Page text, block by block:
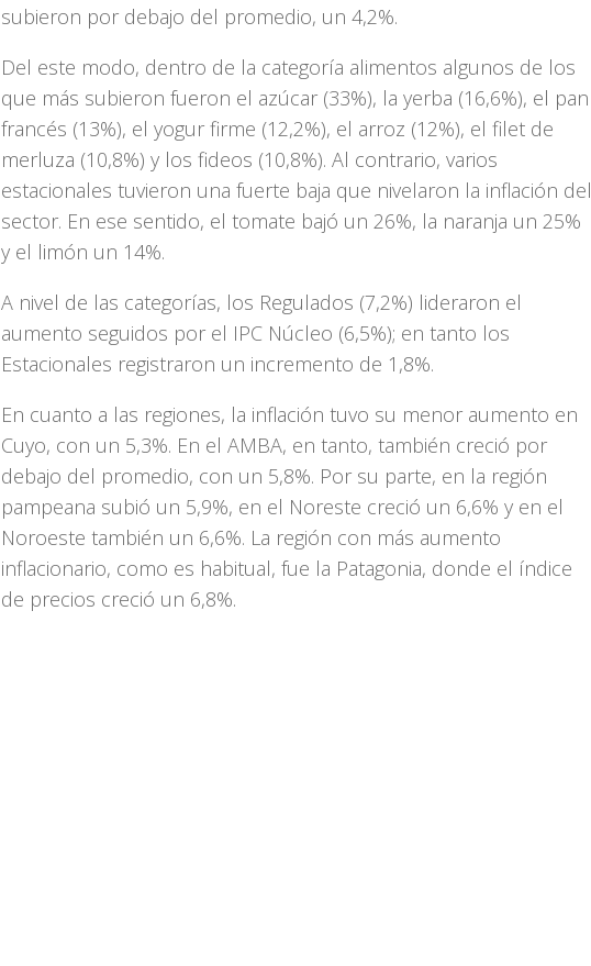
subieron por debajo del promedio, un 4,2%.
Del este modo, dentro de la categoría alimentos algunos de los
que más subieron fueron el azúcar (33%), la yerba (16,6%), el pan
francés (13%), el yogur firme (12,2%), el arroz (12%), el filet de
merluza (10,8%) y los fideos (10,8%). Al contrario, varios
estacionales tuvieron una fuerte baja que nivelaron la inflación del
sector. En ese sentido, el tomate bajó un 26%, la naranja un 25%
y el limón un 14%.
A nivel de las categorías, los Regulados (7,2%) lideraron el
aumento seguidos por el IPC Núcleo (6,5%); en tanto los
Estacionales registraron un incremento de 1,8%.
En cuanto a las regiones, la inflación tuvo su menor aumento en
Cuyo, con un 5,3%. En el AMBA, en tanto, también creció por
debajo del promedio, con un 5,8%. Por su parte, en la región
pampeana subió un 5,9%, en el Noreste creció un 6,6% y en el
Noroeste también un 6,6%. La región con más aumento
inflacionario, como es habitual, fue la Patagonia, donde el índice
de precios creció un 6,8%.